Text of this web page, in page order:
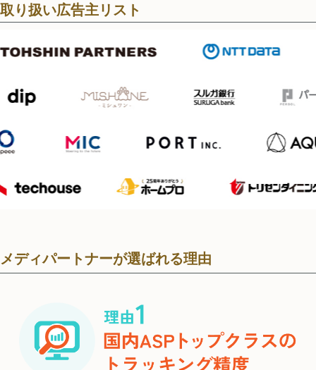
取り扱い広告主リスト
メディパートナーが選ばれる理由